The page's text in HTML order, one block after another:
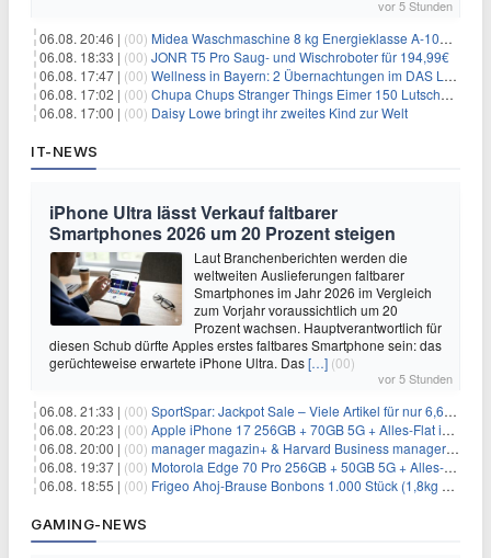
vor 5 Stunden
06.08. 20:46 | (00) Midea Waschmaschine 8 kg Energieklasse A-10% 1400 U/Min für 289,97€
06.08. 18:33 | (00) JONR T5 Pro Saug- und Wischroboter für 194,99€
06.08. 17:47 | (00) Wellness in Bayern: 2 Übernachtungen im DAS LUDWIG Sports Resort inkl. HP + Wellness ab 174€ p.P.
06.08. 17:02 | (00) Chupa Chups Stranger Things Eimer 150 Lutscher für 21,95€
06.08. 17:00 | (00) Daisy Lowe bringt ihr zweites Kind zur Welt
IT-NEWS
iPhone Ultra lässt Verkauf faltbarer
Smartphones 2026 um 20 Prozent steigen
Laut Branchenberichten werden die
weltweiten Auslieferungen faltbarer
Smartphones im Jahr 2026 im Vergleich
zum Vorjahr voraussichtlich um 20
Prozent wachsen. Hauptverantwortlich für
diesen Schub dürfte Apples erstes faltbares Smartphone sein: das
gerüchteweise erwartete iPhone Ultra. Das[…] (00)
vor 5 Stunden
06.08. 21:33 | (00) SportSpar: Jackpot Sale – Viele Artikel für nur 6,66€ – nur 48 Stunden
06.08. 20:23 | (00) Apple iPhone 17 256GB + 70GB 5G + Alles-Flat im Vodafone-Netz für 34,99€/Monat – eff. 4,65€/Monat
06.08. 20:00 | (00) manager magazin+ & Harvard Business manager+ Digital-Kombi-Abo 1 Monat kostenlos
06.08. 19:37 | (00) Motorola Edge 70 Pro 256GB + 50GB 5G + Alles-Flat im Vodafone-Netz für 19,99€/Monat – eff. 0,61€/Monat
06.08. 18:55 | (00) Frigeo Ahoj-Brause Bonbons 1.000 Stück (1,8kg Eimer) für 6,29€
GAMING-NEWS